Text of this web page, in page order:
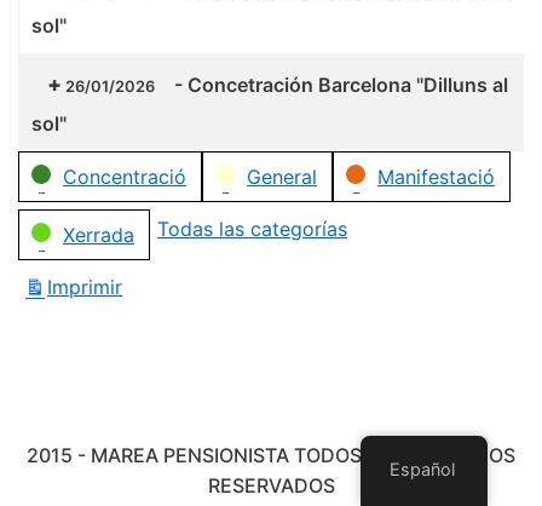
sol"
26/01/2026 - Concetración Barcelona "Dilluns al
sol"
Categorías
Concentració General Manifestació
Xerrada Todas las categorías
Imprimir
2015 - MAREA PENSIONISTA TODOS LOS DERECHOS
RESERVADOS
Español